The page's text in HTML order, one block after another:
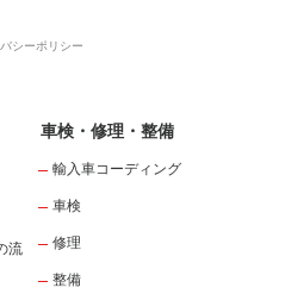
シーポリシー
流
車検・修理・整備
輸入車コーディング
車検
修理
整備